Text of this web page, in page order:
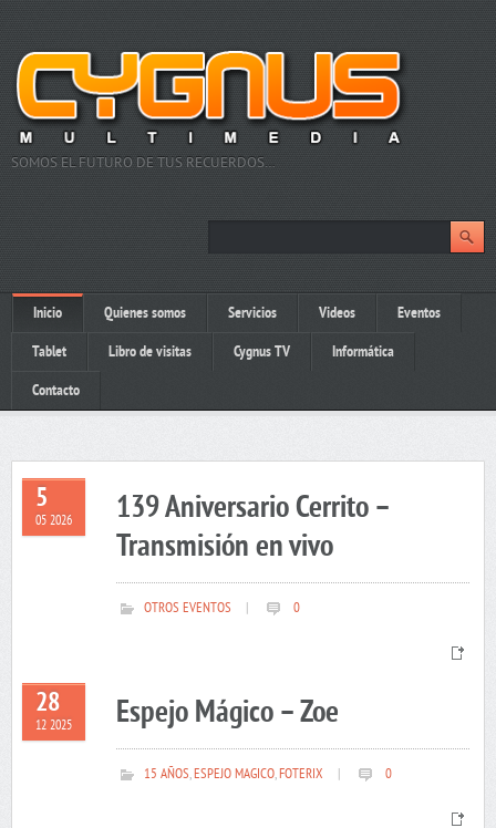
SOMOS EL FUTURO DE TUS RECUERDOS…
Inicio Quienes somos Servicios Videos Eventos
Tablet Libro de visitas Cygnus TV Informática
Contacto
5
05 2026
139 Aniversario Cerrito –
Transmisión en vivo
OTROS EVENTOS 0
28
12 2025 Espejo Mágico – Zoe
15 AÑOS,ESPEJO MAGICO,FOTERIX 0